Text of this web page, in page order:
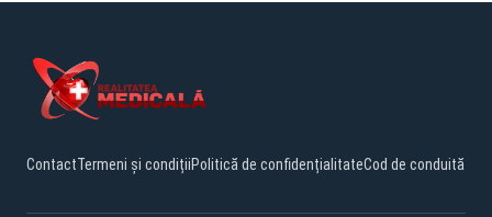
ContactTermeni și condițiiPolitică de confidențialitateCod de conduită